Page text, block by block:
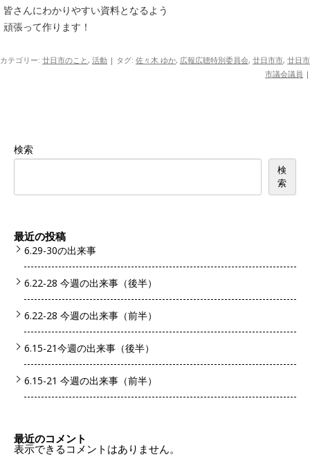
皆さんにわかりやすい資料となるよう
頑張って作ります！
カテゴリー: 廿日市のこと , 活動 | タグ: 佐々木 ゆか, 広報広聴特別委員会, 廿日市市, 廿日市
市議会議員 |
検索
検
索
最近の投稿
6.29-30の出来事
6.22-28 今週の出来事（後半）
6.22-28 今週の出来事（前半）
6.15-21今週の出来事（後半）
6.15-21 今週の出来事（前半）
最近のコメント
表示できるコメントはありません。